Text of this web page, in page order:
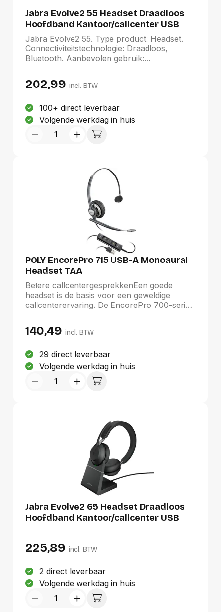
Jabra Evolve2 55 Headset Draadloos
Hoofdband Kantoor/callcenter USB
Type-C Bluetooth
Jabra Evolve2 55. Type product: Headset.
Connectiviteitstechnologie: Draadloos,
Bluetooth. Aanbevolen gebruik:
koptelefoon: 20 - 20000 Hz. Aansluitbereik:
30 m. Gewicht: 130 g
202,99 incl. BTW
100+ direct leverbaar
Volgende werkdag in huis
POLY EncorePro 715 USB-A Monoaural
Headset TAA
Betere callcentergesprekkenEen goede
headset is de basis voor een geweldige
callcenterervaring. De EncorePro 700-serie
nauwkeurige spraakinteracties en minder
herhalingen. Zo voelen de beller en jouw
140,49 incl. BTW
29 direct leverbaar
Volgende werkdag in huis
Jabra Evolve2 65 Headset Draadloos
Hoofdband Kantoor/callcenter USB
225,89 incl. BTW
2 direct leverbaar
Volgende werkdag in huis